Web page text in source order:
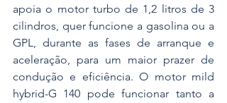
apoia o motor turbo de 1,2 litros de 3
cilindros, quer funcione a gasolina ou a
GPL, durante as fases de arranque e
aceleração, para um maior prazer de
condução e eficiência. O motor mild
hybrid-G 140 pode funcionar tanto a